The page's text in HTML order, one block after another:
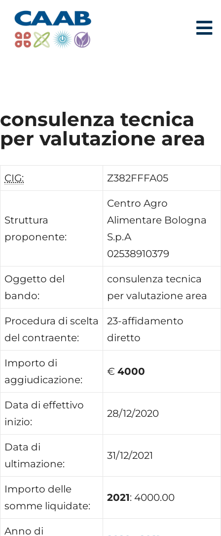
consulenza tecnica
per valutazione area
CIG: Z382FFFA05
Struttura
proponente:
Centro Agro
Alimentare Bologna
S.p.A
02538910379
Oggetto del
bando:
consulenza tecnica
per valutazione area
Procedura di scelta
del contraente:
23-affidamento
diretto
Importo di
aggiudicazione:
€ 4000
Data di effettivo
inizio:
28/12/2020
Data di
ultimazione:
31/12/2021
Importo delle
somme liquidate:
2021: 4000.00
Anno di